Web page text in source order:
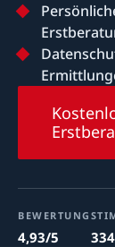
BEWERTUNG
4,93/5 334